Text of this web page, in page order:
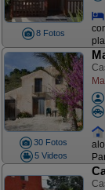
8 Fotos
30 Fotos
5 Videos